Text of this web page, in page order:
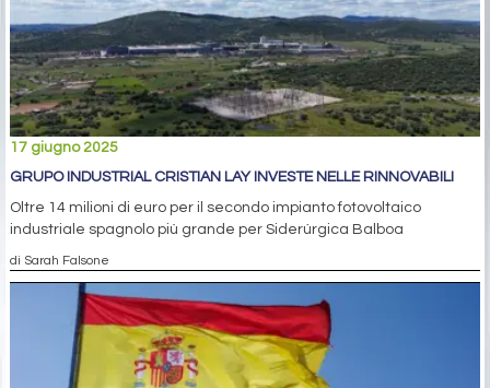
17 giugno 2025
GRUPO INDUSTRIAL CRISTIAN LAY INVESTE NELLE RINNOVABILI
Oltre 14 milioni di euro per il secondo impianto fotovoltaico
industriale spagnolo più grande per Siderúrgica Balboa
di Sarah Falsone